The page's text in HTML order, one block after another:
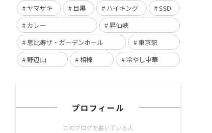
ヤマザキ
目黒 ハイキング
SSD
カレー
昇仙峡
恵比寿ザ・ガーデンホール
東京駅
野辺山
相棒 冷やし中華
プロフィール
このブログを書いている人